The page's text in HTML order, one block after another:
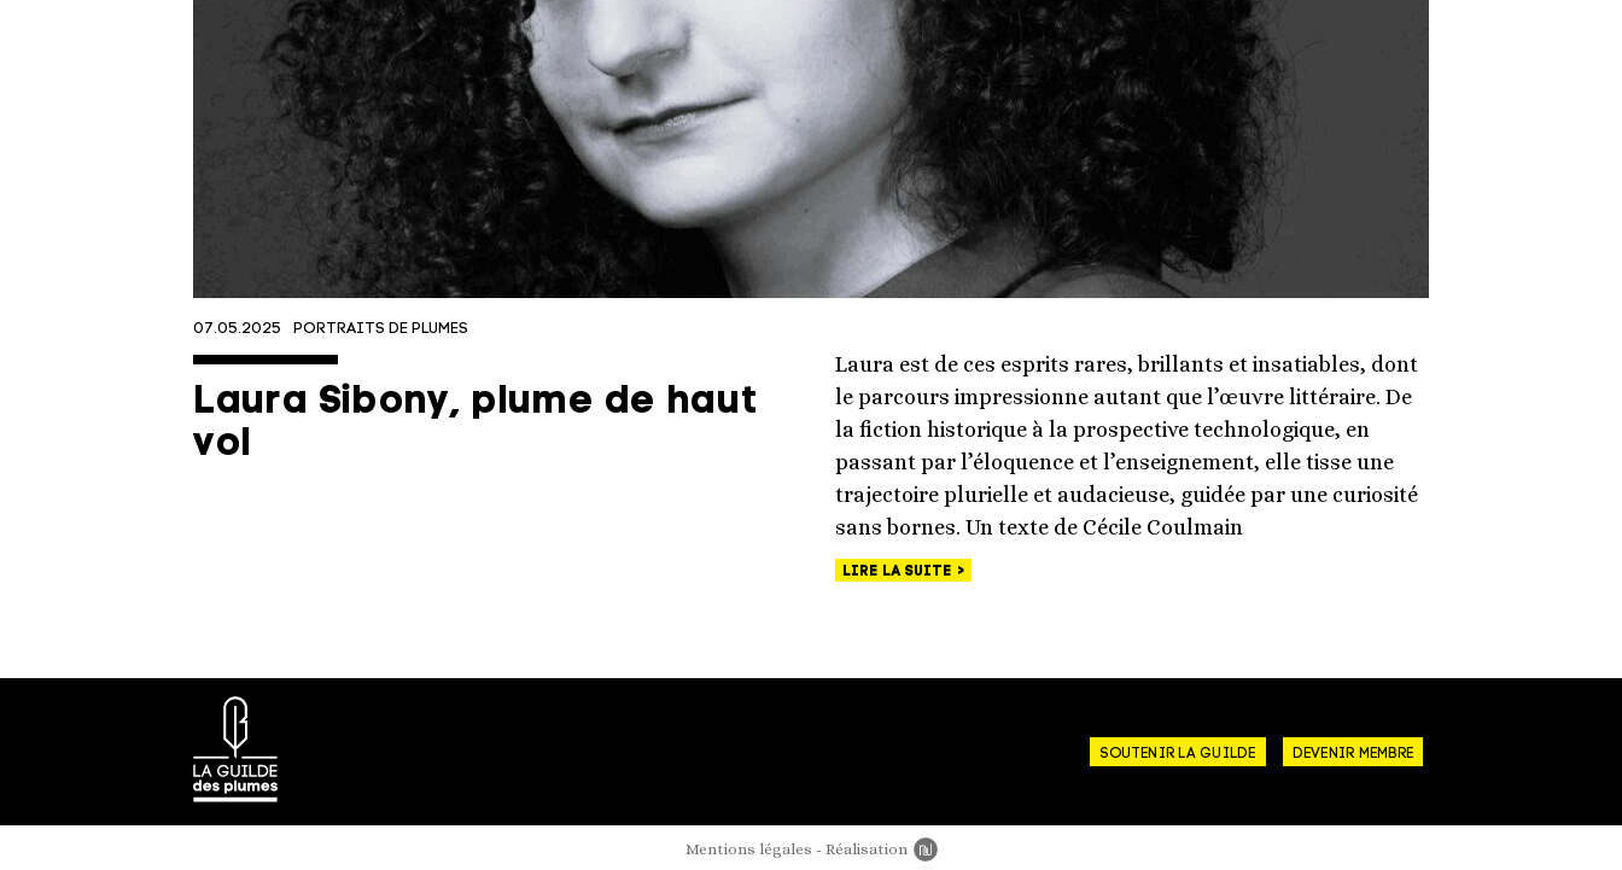
07.05.2025 PORTRAITS DE PLUMES
Laura Sibony, plume de haut
vol
Laura est de ces esprits rares, brillants et insatiables, dont
le parcours impressionne autant que l’œuvre littéraire. De
la fiction historique à la prospective technologique, en
passant par l’éloquence et l’enseignement, elle tisse une
trajectoire plurielle et audacieuse, guidée par une curiosité
sans bornes. Un texte de Cécile Coulmain
LIRE LA SUITE
SOUTENIR LA GUILDE DEVENIR MEMBRE
Mentions légales Réalisation Newords